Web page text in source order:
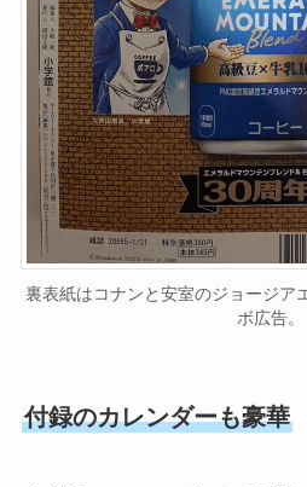
裏表紙はコナンと安室のジョージア
ボ広告。
付録のカレンダーも豪華